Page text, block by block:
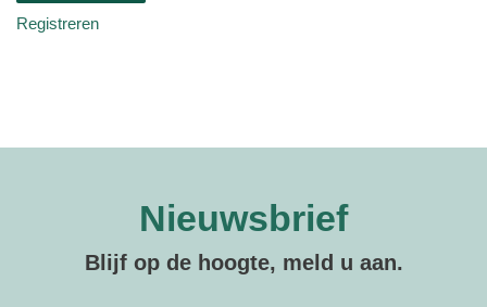
Registreren
Nieuwsbrief
Blijf op de hoogte, meld u aan.